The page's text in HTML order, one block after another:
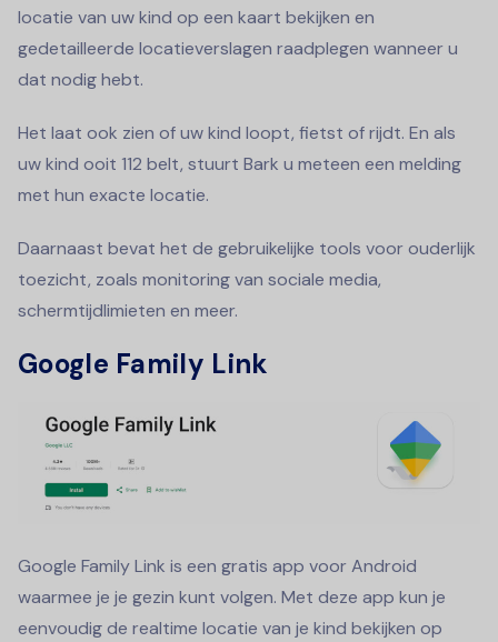
locatie van uw kind op een kaart bekijken en
gedetailleerde locatieverslagen raadplegen wanneer u
dat nodig hebt.
Het laat ook zien of uw kind loopt, fietst of rijdt. En als
uw kind ooit 112 belt, stuurt Bark u meteen een melding
met hun exacte locatie.
Daarnaast bevat het de gebruikelijke tools voor ouderlijk
toezicht, zoals monitoring van sociale media,
schermtijdlimieten en meer.
Google Family Link
Google Family Link is een gratis app voor Android
waarmee je je gezin kunt volgen. Met deze app kun je
eenvoudig de realtime locatie van je kind bekijken op